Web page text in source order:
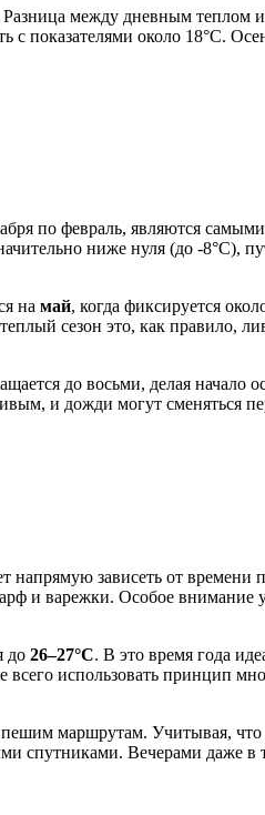
между дневным теплом
показателями около 18°C.
по февраль, являются
ниже нуля (до -8°C),
на май, когда фиксируется
сезон это, как правило,
до восьми, делая
и дожди могут сменяться
напрямую зависеть от времени
и варежки. Особое
до 26–27°C. В это время года
использовать принцип
пешим маршрутам. Учитывая,
спутниками. Вечерами даже